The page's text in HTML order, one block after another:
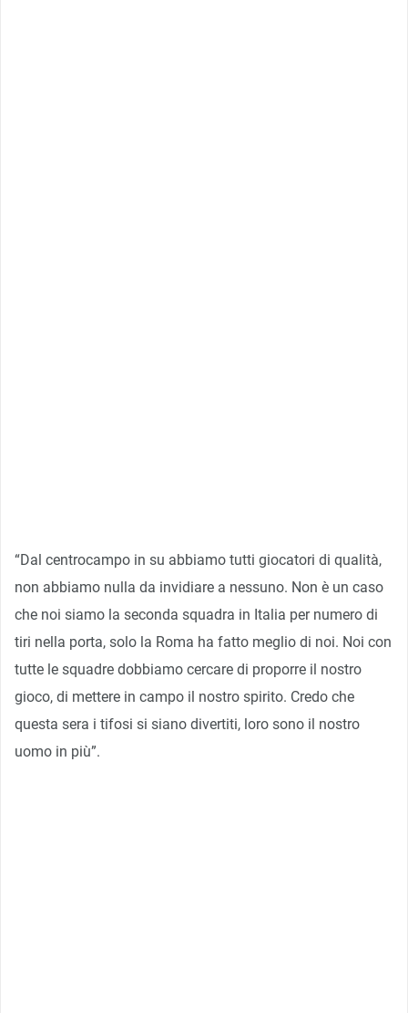
“Dal centrocampo in su abbiamo tutti giocatori di qualità,
non abbiamo nulla da invidiare a nessuno. Non è un caso
che noi siamo la seconda squadra in Italia per numero di
tiri nella porta, solo la Roma ha fatto meglio di noi. Noi con
tutte le squadre dobbiamo cercare di proporre il nostro
gioco, di mettere in campo il nostro spirito. Credo che
questa sera i tifosi si siano divertiti, loro sono il nostro
uomo in più”.